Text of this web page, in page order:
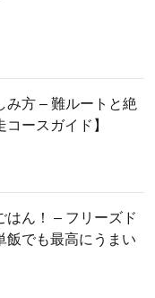
み方 – 難ルートと絶
ースガイド】
はん！ – フリーズド
飯でも最高にうまい